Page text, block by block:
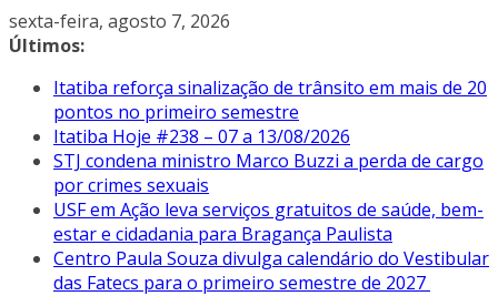
Pular
para
conteúdo
sexta-feira, agosto 7, 2026
Últimos:
Itatiba reforça sinalização de trânsito em mais de 20
pontos no primeiro semestre
Itatiba Hoje #238 – 07 a 13/08/2026
STJ condena ministro Marco Buzzi a perda de cargo
por crimes sexuais
USF em Ação leva serviços gratuitos de saúde, bem-
estar e cidadania para Bragança Paulista
Centro Paula Souza divulga calendário do Vestibular
das Fatecs para o primeiro semestre de 2027